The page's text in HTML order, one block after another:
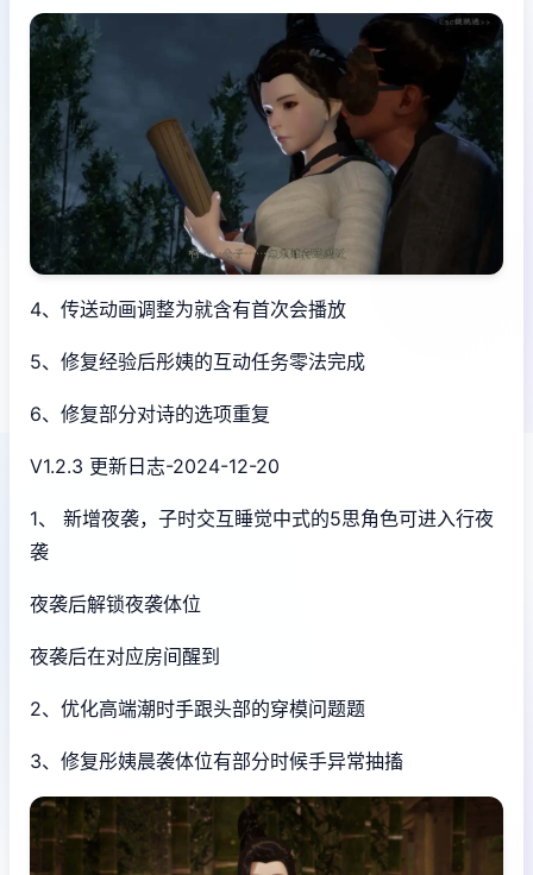
4、传送动画调整为就含有首次会播放
5、修复经验后彤姨的互动任务零法完成
6、修复部分对诗的选项重复
V1.2.3 更新日志-2024-12-20
1、 新增夜袭，子时交互睡觉中式的5思角色可进入行夜
袭
夜袭后解锁夜袭体位
夜袭后在对应房间醒到
2、优化高端潮时手跟头部的穿模问题题
3、修复彤姨晨袭体位有部分时候手异常抽搐